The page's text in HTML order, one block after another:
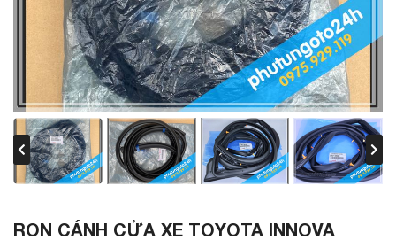
RON CÁNH CỬA XE TOYOTA INNOVA